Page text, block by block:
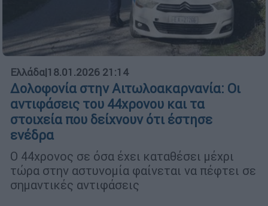
Ελλάδα|18.01.2026 21:14
Δολοφονία στην Αιτωλοακαρνανία: Οι
αντιφάσεις του 44χρονου και τα
στοιχεία που δείχνουν ότι έστησε
ενέδρα
Ο 44χρονος σε όσα έχει καταθέσει μέχρι
τώρα στην αστυνομία φαίνεται να πέφτει σε
σημαντικές αντιφάσεις